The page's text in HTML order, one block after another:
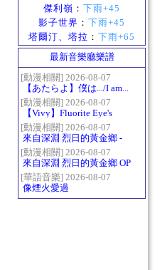
傑利嶺 ： 下雨+45
影子世界 ： 下雨+45
塔爾汀、塔拉 ： 下雨+65
最新音樂廳樂譜
[動漫相關] 2026-08-07
【あたらよ】僕は.../I am...
（我內心的糟糕念頭/僕の
心のヤバイやつ第二季
OP）
[動漫相關] 2026-08-07
【Vivy】Fluorite Eye's
Song
[動漫相關] 2026-08-07
來自深淵 烈日的黃金鄉 -
Gravity
[動漫相關] 2026-08-07
來自深淵 烈日的黃金鄉 OP
- かたち(Katachi)
[華語音樂] 2026-08-07
像煙火愛過